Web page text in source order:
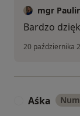
mgr
Bardzo
20 października
Aśka